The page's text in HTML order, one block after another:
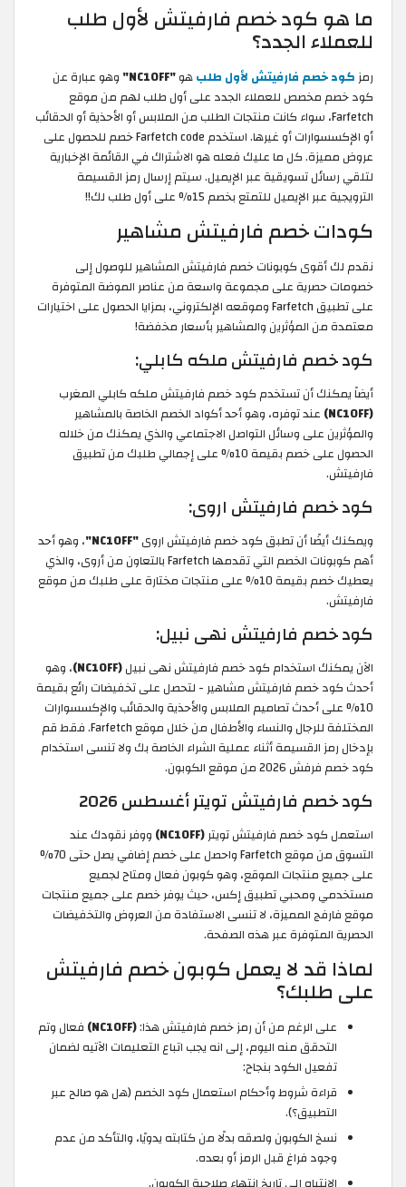
ما هو كود خصم فارفيتش لأول طلب
للعملاء الجدد؟
رمزكود خصم فارفيتش لأول طلبهو"NC10FF"
وهو عبارة عن
كود خصم مخصص للعملاء الجدد على أول طلب لهم من موقع
Farfetch، سواء كانت منتجات الطلب من الملابس أو الأحذية أو الحقائب
أو الإكسسوارات أو غيرها. استخدم Farfetch code خصم للحصول على
عروض مميزة. كل ما عليك فعله هو الاشتراك في القائمة الإخبارية
لتلقي رسائل تسويقية عبر الإيميل. سيتم إرسال رمز القسيمة
الترويجية عبر الإيميل للتمتع بخصم 15% على أول طلب لك!!
كودات خصم فارفيتش مشاهير
نقدم لك أقوى كوبونات خصم فارفيتش المشاهير للوصول إلى
خصومات حصرية على مجموعة واسعة من عناصر الموضة المتوفرة
على تطبيق Farfetch وموقعه الإلكتروني، بمزايا الحصول على اختيارات
معتمدة من المؤثرين والمشاهير بأسعار مخفضة!
كود خصم فارفيتش ملكه كابلي:
أيضاً يمكنك أن تستخدم كود خصم فارفيتش ملكه كابلي المغرب
(NC10FF)
عند توفره، وهو أحد أكواد الخصم الخاصة بالمشاهير
والمؤثرين على وسائل التواصل الاجتماعي والذي يمكنك من خلاله
الحصول على خصم بقيمة 10% على إجمالي طلبك من تطبيق
فارفيتش.
كود خصم فارفيتش اروى:
ويمكنك أيضًا أن تطبق كود خصم فارفيتش اروى"NC10FF"
، وهو أحد
أهم كوبونات الخصم التي تقدمها Farfetch بالتعاون من أروى، والذي
يعطيك خصم بقيمة 10% على منتجات مختارة على طلبك من موقع
فارفيتش.
كود خصم فارفيتش نهى نبيل:
الآن يمكنك استخدام كود خصم فارفيتش نهى نبيل(NC10FF)
، وهو
أحدث كود خصم فارفيتش مشاهير - لتحصل على تخفيضات رائع بقيمة
10% على أحدث تصاميم الملابس والأحذية والحقائب والإكسسوارات
المختلفة للرجال والنساء والأطفال من خلال موقع Farfetch. فقط قم
بإدخال رمز القسيمة أثناء عملية الشراء الخاصة بك ولا تنسى استخدام
كود خصم فرفش 2026 من موقع الكوبون.
كود خصم فارفيتش تويتر أغسطس 2026
استعمل كود خصم فارفيتش تويتر(NC10FF)
ووفر نقودك عند
التسوق من موقع Farfetch واحصل على خصم إضافي يصل حتى 70%
على جميع منتجات الموقع، وهو كوبون فعال ومتاح لجميع
مستخدمي ومحبي تطبيق إكس، حيث يوفر خصم على جميع منتجات
موقع فارفج المميزة، لا تنسى الاستفادة من العروض والتخفيضات
الحصرية المتوفرة عبر هذه الصفحة.
لماذا قد لا يعمل كوبون خصم فارفيتش
على طلبك؟
على الرغم من أن رمز خصم فارفيتش هذا:(NC10FF)
فعال وتم
التحقق منه اليوم، إلى انه يجب اتباع التعليمات الآتيه لضمان
تفعيل الكود بنجاح:
قراءة شروط وأحكام استعمال كود الخصم (هل هو صالح عبر
التطبيق؟).
نسخ الكوبون ولصقه بدلًا من كتابته يدويًا، والتأكد من عدم
وجود فراغ قبل الرمز أو بعده.